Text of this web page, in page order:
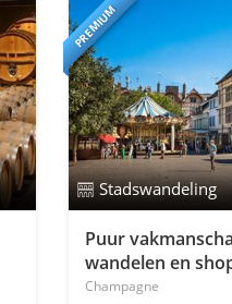
PREMIUM
Stadswandeling
Puur
wandelen en
Champagne